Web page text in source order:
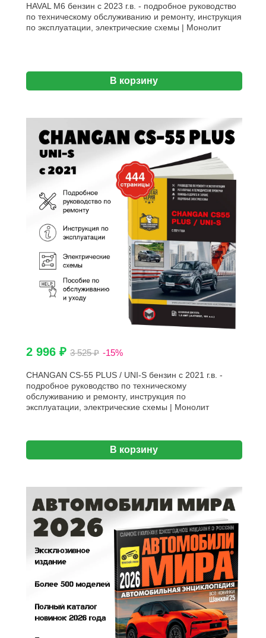
HAVAL M6 бензин с 2023 г.в. - подробное руководство
по техническому обслуживанию и ремонту, инструкция
по эксплуатации, электрические схемы | Монолит
В корзину
2 996 ₽ 3 525 ₽ -15%
CHANGAN CS-55 PLUS / UNI-S бензин с 2021 г.в. -
подробное руководство по техническому
обслуживанию и ремонту, инструкция по
эксплуатации, электрические схемы | Монолит
В корзину